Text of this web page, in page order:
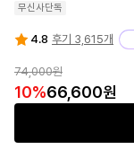
무신사단독
4.8 후기 3,615개
74,000원
10%66,600원